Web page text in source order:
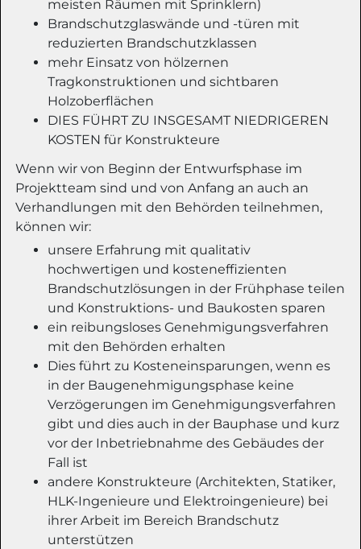
meisten Räumen mit Sprinklern)
Brandschutzglaswände und -türen mit
reduzierten Brandschutzklassen
mehr Einsatz von hölzernen
Tragkonstruktionen und sichtbaren
Holzoberflächen
DIES FÜHRT ZU INSGESAMT NIEDRIGEREN
KOSTEN für Konstrukteure
Wenn wir von Beginn der Entwurfsphase im
Projektteam sind und von Anfang an auch an
Verhandlungen mit den Behörden teilnehmen,
können wir:
unsere Erfahrung mit qualitativ
hochwertigen und kosteneffizienten
Brandschutzlösungen in der Frühphase teilen
und Konstruktions- und Baukosten sparen
ein reibungsloses Genehmigungsverfahren
mit den Behörden erhalten
Dies führt zu Kosteneinsparungen, wenn es
in der Baugenehmigungsphase keine
Verzögerungen im Genehmigungsverfahren
gibt und dies auch in der Bauphase und kurz
vor der Inbetriebnahme des Gebäudes der
Fall ist
andere Konstrukteure (Architekten, Statiker,
HLK-Ingenieure und Elektroingenieure) bei
ihrer Arbeit im Bereich Brandschutz
unterstützen